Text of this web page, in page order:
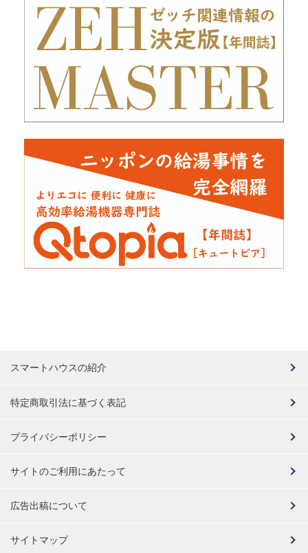
スマートハウスの紹介
特定商取引法に基づく表記
プライバシーポリシー
サイトのご利用にあたって
広告出稿について
サイトマップ